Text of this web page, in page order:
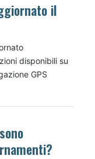
il
disponibili su
GPS